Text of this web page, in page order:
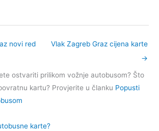
novi red
Vlak Zagreb Graz cijena karte
→
ostvariti prilikom vožnje autobusom? Što
kartu? Provjerite u članku Popusti
karte?